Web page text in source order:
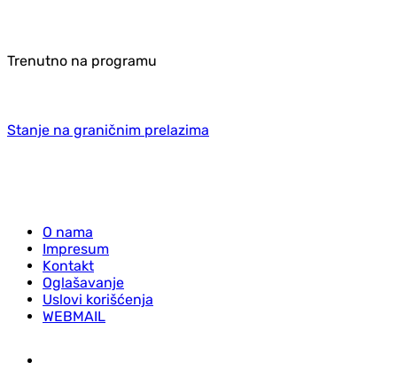
Trenutno na programu
Stanje na graničnim prelazima
O nama
Impresum
Kontakt
Oglašavanje
Uslovi korišćenja
WEBMAIL